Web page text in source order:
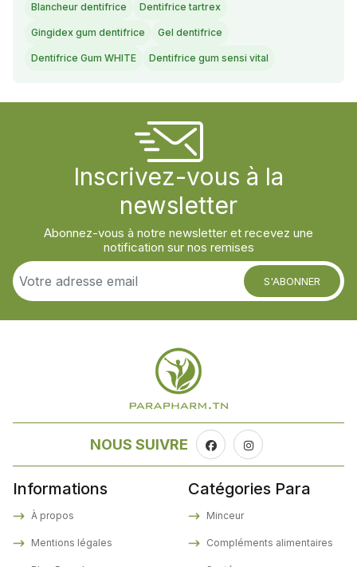
Blancheur dentifrice Dentifrice tartrex
Gingidex gum dentifrice Gel dentifrice
Dentifrice Gum WHITE Dentifrice gum sensi vital
Inscrivez-vous à la
newsletter
Abonnez-vous à notre newsletter et recevez une
notification sur nos remises
S'ABONNER
NOUS SUIVRE
Informations
À propos
Mentions légales
Catégories Para
Minceur
Compléments alimentaires